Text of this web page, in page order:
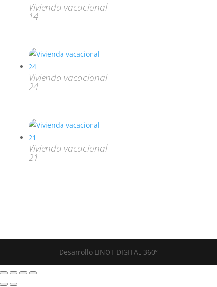
Vivienda vacacional
14
Vivienda vacacional
24
Vivienda vacacional
21
Desarrollo LINOT DIGITAL 360°